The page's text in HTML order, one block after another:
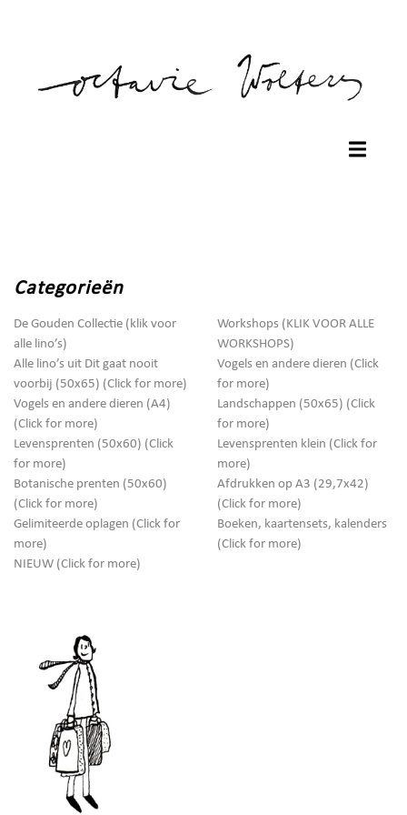
Categorieën
De Gouden Collectie (klik voor
alle lino’s)
Workshops (KLIK VOOR ALLE
WORKSHOPS)
Alle lino’s uit Dit gaat nooit
voorbij (50x65) (Click for more)
Vogels en andere dieren (Click
for more)
Vogels en andere dieren (A4)
(Click for more)
Landschappen (50x65) (Click
for more)
Levensprenten (50x60) (Click
for more)
Levensprenten klein (Click for
more)
Botanische prenten (50x60)
(Click for more)
Afdrukken op A3 (29,7x42)
(Click for more)
Gelimiteerde oplagen (Click for
more)
Boeken, kaartensets, kalenders
(Click for more)
NIEUW (Click for more)